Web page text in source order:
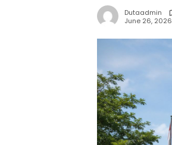
Dutaadmin
June 26, 2026